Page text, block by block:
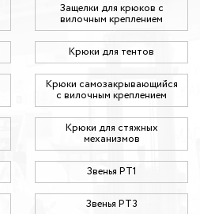
Защелки для крюков с
вилочным креплением
Крюки для тентов
Крюки самозакрывающийся
с вилочным креплением
Крюки для стяжных
механизмов
Звенья РТ1
Звенья РТ3